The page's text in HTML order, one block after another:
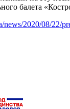
балета
news/2020/08/22/